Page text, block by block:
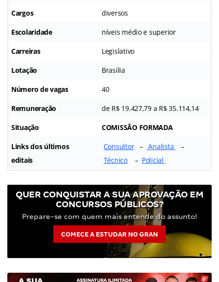
Cargos diversos
Escolaridade níveis médio e superior
Carreiras Legislativo
Lotação Brasília
Número de vagas 40
Remuneração de R$ 19.427,79 a R$ 35.114,14
Situação COMISSÃO FORMADA
Links dos últimos
editais
Consultor– Analista
–
Técnico– Policial
QUER CONQUISTAR A SUA APROVAÇÃO EM
CONCURSOS PÚBLICOS?
Prepare-se com quem mais entende do assunto!
COMECE A ESTUDAR NO GRAN